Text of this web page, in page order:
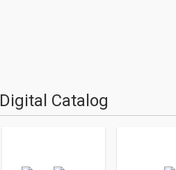
Digital Catalog